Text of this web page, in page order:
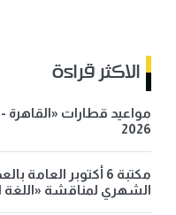
الاكثر قراءة
2026
مكتبة 6 أكتوبر
الشهري لمناقشة